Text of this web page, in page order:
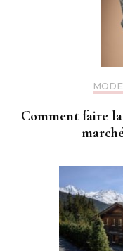
Comment faire